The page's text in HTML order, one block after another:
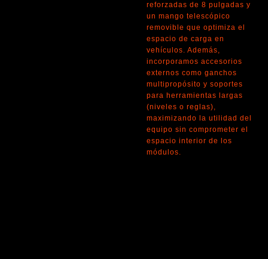
reforzadas de 8 pulgadas y
un mango telescópico
removible que optimiza el
espacio de carga en
vehículos. Además,
incorporamos accesorios
externos como ganchos
multipropósito y soportes
para herramientas largas
(niveles o reglas),
maximizando la utilidad del
equipo sin comprometer el
espacio interior de los
módulos.